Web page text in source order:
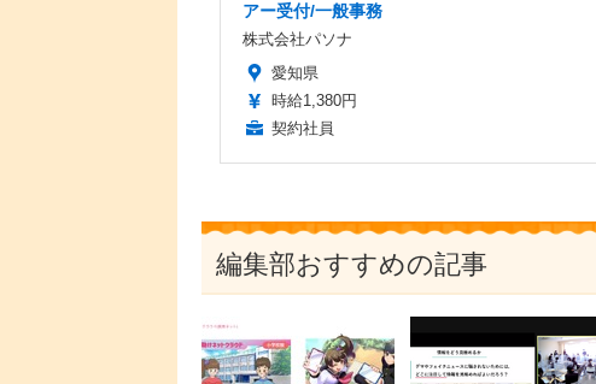
アー受付/一般事務
株式会社パソナ
愛知県
時給1,380円
契約社員
編集部おすすめの記事